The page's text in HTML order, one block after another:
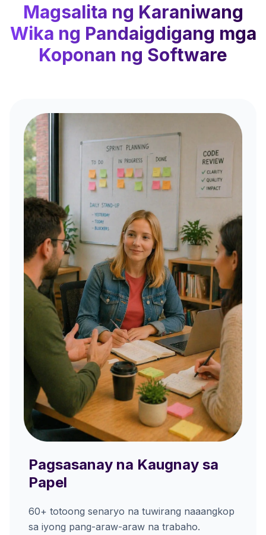
Magsalita ng Karaniwang
Wika ng Pandaigdigang mga
Koponan ng Software
Pagsasanay na Kaugnay sa
Papel
60+ totoong senaryo na tuwirang naaangkop
sa iyong pang-araw-araw na trabaho.